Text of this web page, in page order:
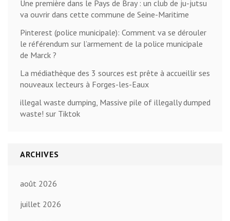
Une première dans le Pays de Bray : un club de ju-jutsu
va ouvrir dans cette commune de Seine-Maritime
Pinterest (police municipale): Comment va se dérouler
le référendum sur l’armement de la police municipale
de Marck ?
La médiathèque des 3 sources est prête à accueillir ses
nouveaux lecteurs à Forges-les-Eaux
illegal waste dumping, Massive pile of illegally dumped
waste! sur Tiktok
ARCHIVES
août 2026
juillet 2026